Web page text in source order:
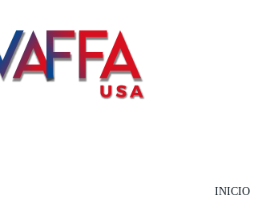
INICIO